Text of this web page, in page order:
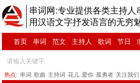
串词网:专业提供各类主持人
用汉语文字抒发语言的无穷
首页 串词 范文 主持人 歌词 节日
热点: 串词 歌曲 主持词 花儿 爱你 孤勇者 关注我们